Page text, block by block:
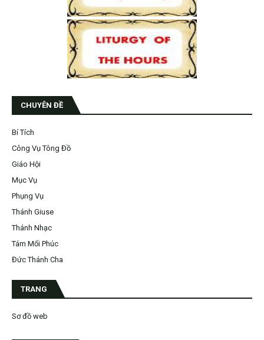
CHUYÊN ĐỀ
Bí Tích
Công Vụ Tông Đồ
Giáo Hội
Mục Vụ
Phụng Vụ
Thánh Giuse
Thánh Nhạc
Tám Mối Phúc
Đức Thánh Cha
TRANG
Sơ đồ web